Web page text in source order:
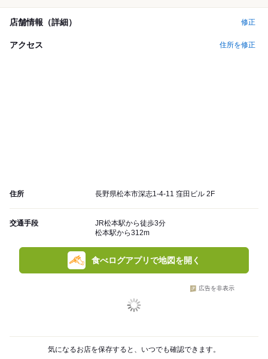
店舗情報（詳細） 修正
アクセス 住所を修正
住所 長野県松本市深志1-4-11 窪田ビル 2F
交通手段
JR松本駅から徒歩3分
松本駅から312m
食べログアプリで地図を開く
広告を非表示
気になるお店を保存すると、いつでも確認できます。